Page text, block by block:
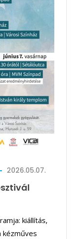
2026.05.07.
kiállítás,
kézműves